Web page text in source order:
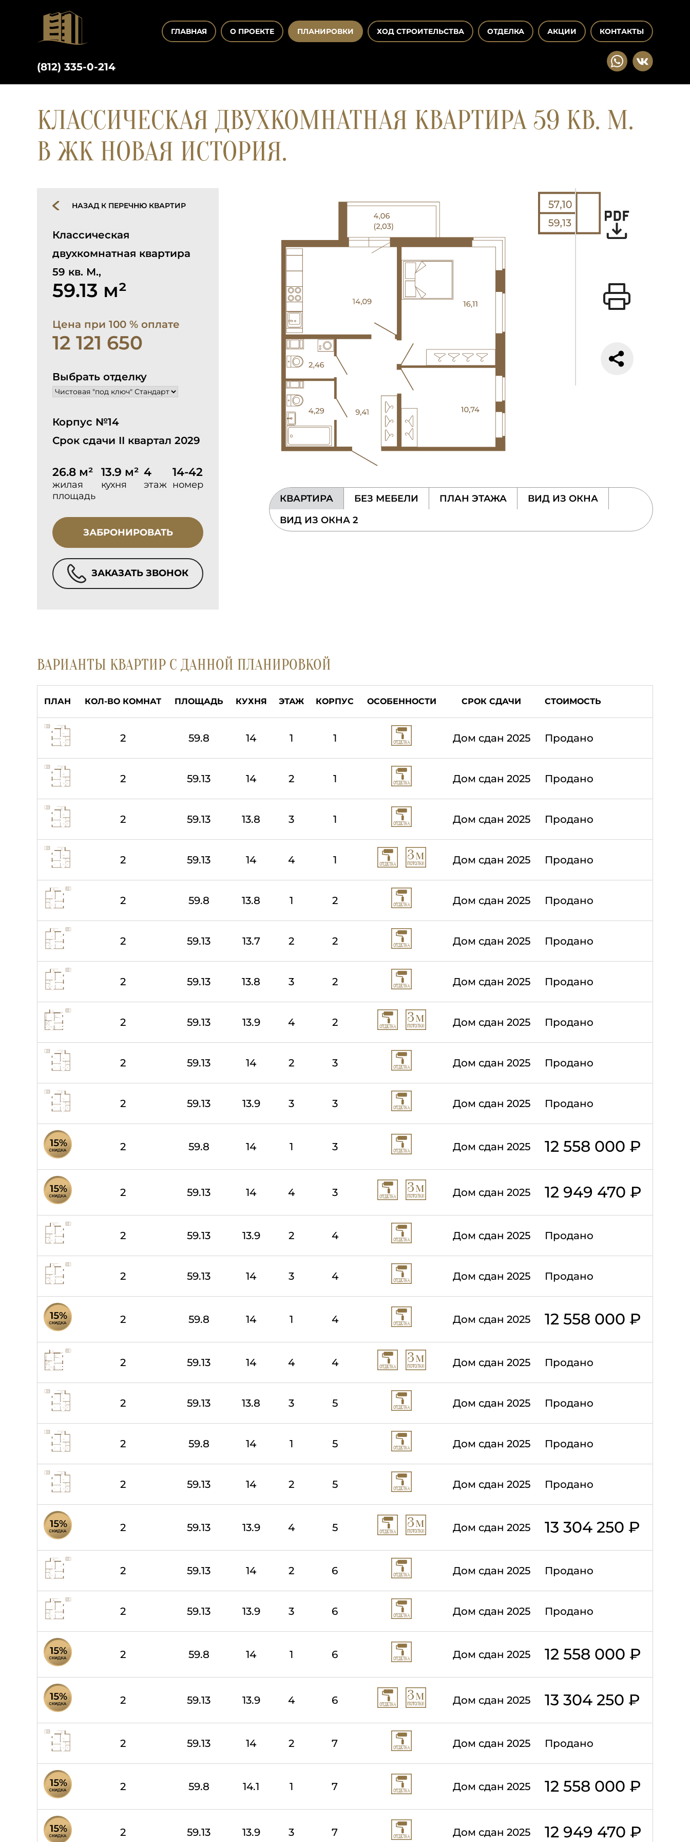
ГЛАВНАЯ О ПРОЕКТЕ ПЛАНИРОВКИ ХОД СТРОИТЕЛЬСТВА ОТДЕЛКА АКЦИИ КОНТАКТЫ
(812) 335-0-214
КЛАССИЧЕСКАЯ ДВУХКОМНАТНАЯ КВАРТИРА 59 КВ. М.
В ЖК НОВАЯ ИСТОРИЯ.
НАЗАД К ПЕРЕЧНЮ КВАРТИР
Классическая
двухкомнатная квартира
59 кв. М.,
59.13 м²
Цена при 100 % оплате
12 121 650
Выбрать отделку
Корпус №14
Срок сдачи II квартал 2029
26.8 м²
жилая
площадь
13.9 м²
кухня
4
этаж
14-42
номер
ЗАБРОНИРОВАТЬ
ЗАКАЗАТЬ ЗВОНОК
КВАРТИРА БЕЗ МЕБЕЛИ ПЛАН ЭТАЖА
ВИД ИЗ ОКНА
ВИД ИЗ ОКНА 2
ВАРИАНТЫ КВАРТИР С ДАННОЙ ПЛАНИРОВКОЙ
ПЛАН КОЛ-ВО КОМНАТ ПЛОЩАДЬ КУХНЯ ЭТАЖ КОРПУС ОСОБЕННОСТИ СРОК СДАЧИ СТОИМОСТЬ
2 59.8 14 1 1 Дом сдан 2025 Продано
2 59.13 14 2 1 Дом сдан 2025 Продано
2 59.13 13.8 3 1 Дом сдан 2025 Продано
2 59.13 14 4 1 Дом сдан 2025 Продано
2 59.8 13.8 1 2 Дом сдан 2025 Продано
2 59.13 13.7 2 2 Дом сдан 2025 Продано
2 59.13 13.8 3 2 Дом сдан 2025 Продано
2 59.13 13.9 4 2 Дом сдан 2025 Продано
2 59.13 14 2 3 Дом сдан 2025 Продано
2 59.13 13.9 3 3 Дом сдан 2025 Продано
2 59.8 14 1 3 Дом сдан 2025 12 558 000 ₽
2 59.13 14 4 3 Дом сдан 2025 12 949 470 ₽
2 59.13 13.9 2 4 Дом сдан 2025 Продано
2 59.13 14 3 4 Дом сдан 2025 Продано
2 59.8 14 1 4 Дом сдан 2025 12 558 000 ₽
2 59.13 14 4 4 Дом сдан 2025 Продано
2 59.13 13.8 3 5 Дом сдан 2025 Продано
2 59.8 14 1 5 Дом сдан 2025 Продано
2 59.13 14 2 5 Дом сдан 2025 Продано
2 59.13 13.9 4 5 Дом сдан 2025 13 304 250 ₽
2 59.13 14 2 6 Дом сдан 2025 Продано
2 59.13 13.9 3 6 Дом сдан 2025 Продано
2 59.8 14 1 6 Дом сдан 2025 12 558 000 ₽
2 59.13 13.9 4 6 Дом сдан 2025 13 304 250 ₽
2 59.13 14 2 7 Дом сдан 2025 Продано
2 59.8 14.1 1 7 Дом сдан 2025 12 558 000 ₽
2 59.13 13.9 3 7 Дом сдан 2025 12 949 470 ₽